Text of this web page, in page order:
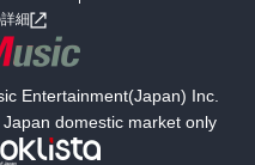
小説
海外小説
SF
細
Entertainment(Japan) Inc.
domestic market only